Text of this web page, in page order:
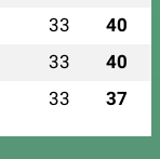
33 40
33 40
33 37